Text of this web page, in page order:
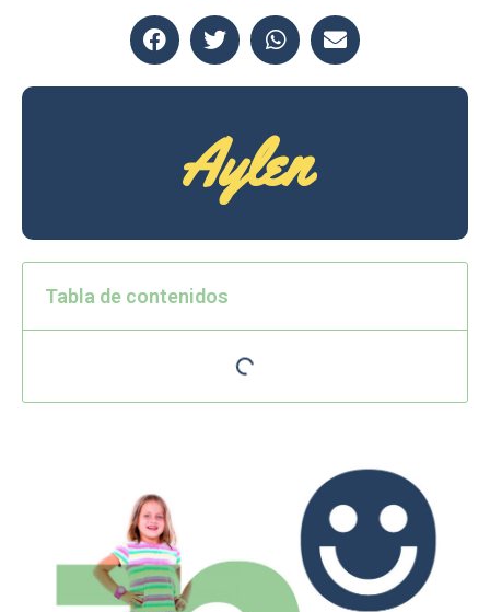
Aylen
Tabla de contenidos